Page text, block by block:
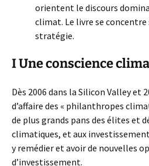
orientent le discours
climat. Le livre se concentre
stratégie.
I Une conscience
Dès 2006 dans la Silicon Valley et
d’affaire des « philanthropes
de plus grands pans des élites et
climatiques, et aux
y remédier et avoir de nouvelles
d’investissement.